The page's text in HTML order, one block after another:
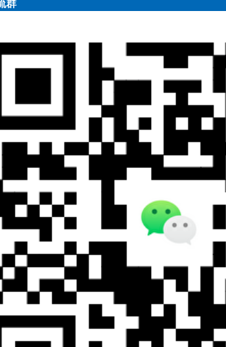
群
科论文怎么写？
自考有什么区别？
籍档案在哪里查呢?
业选择时需要注意什么?